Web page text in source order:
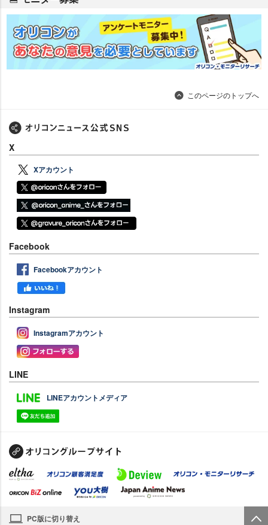
このページのトップへ
X
Xアカウント
Facebook
Facebookアカウント
Instagram
Instagramアカウント
LINE
LINEアカウントメディア
PC版に切り替え